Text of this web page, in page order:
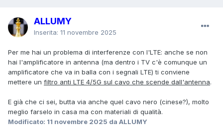
ALLUMY
Inserita: 11 novembre 2025
Per me hai un problema di interferenze con l'LTE: anche se non
hai l'amplificatore in antenna (ma dentro i TV c'è comunque un
amplificatore che va in balla con i segnali LTE) ti conviene
mettere un filtro anti LTE 4/5G sul cavo che scende dall'antenna.
E già che ci sei, butta via anche quel cavo nero (cinese?), molto
meglio farselo in casa ma con materiali di qualità.
Modificato: 11 novembre 2025 da ALLUMY